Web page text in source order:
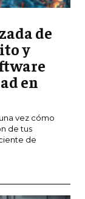
de
y
en
vez cómo
de tus
de